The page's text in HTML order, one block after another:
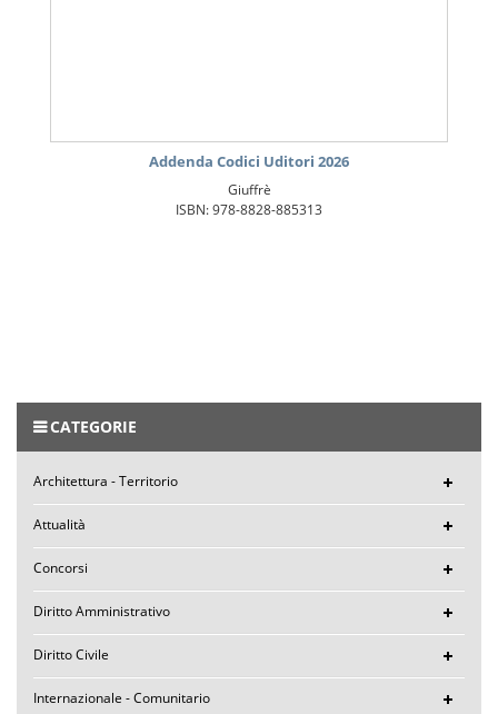
Addenda Codici Uditori 2026
Giuffrè
ISBN: 978-8828-885313
CATEGORIE
Architettura - Territorio
Attualità
Concorsi
Diritto Amministrativo
Diritto Civile
Internazionale - Comunitario